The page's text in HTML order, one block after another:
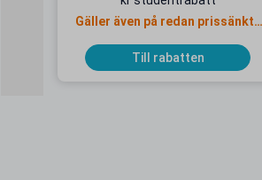
Gäller även på redan prissänkta
Till rabatten